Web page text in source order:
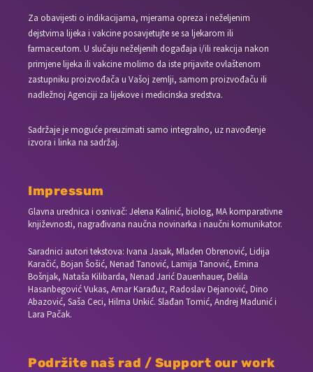
Za obavijesti o indikacijama, mjerama opreza i neželjenim
dejstvima lijeka i vakcine posavjetujte se sa ljekarom ili
farmaceutom. U slučaju neželjenih događaja i/ili reakcija nakon
primjene lijeka ili vakcine molimo da iste prijavite ovlaštenom
zastupniku proizvođača u Vašoj zemlji, samom proizvođaču ili
nadležnoj Agenciji za lijekove i medicinska sredstva.
Sadržaje je moguće preuzimati samo integralno, uz navođenje
izvora i linka na sadržaj.
Impressum
Glavna urednica i osnivač: Jelena Kalinić, biolog, MA komparativne
književnosti, nagrađivana naučna novinarka i naučni komunikator.
Saradnici autori tekstova: Ivana Jasak, Mladen Obrenović, Lidija
Karačić, Bojan Šošić, Nenad Tanović, Lamija Tanović, Emina
Bošnjak, Nataša Kilibarda, Nenad Jarić Dauenhauer, Delila
Hasanbegović Vukas, Amar Karađuz, Radoslav Dejanović, Dino
Abazović, Saša Ceci, Hilma Unkić. Slađan Tomić, Andrej Madunić i
Lara Pačak.
Podržite naš rad / Support our work